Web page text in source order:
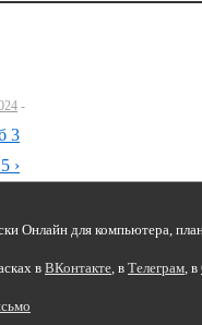
3
›
Онлайн для компьютера,
в ВКонтакте, в Телеграм, в